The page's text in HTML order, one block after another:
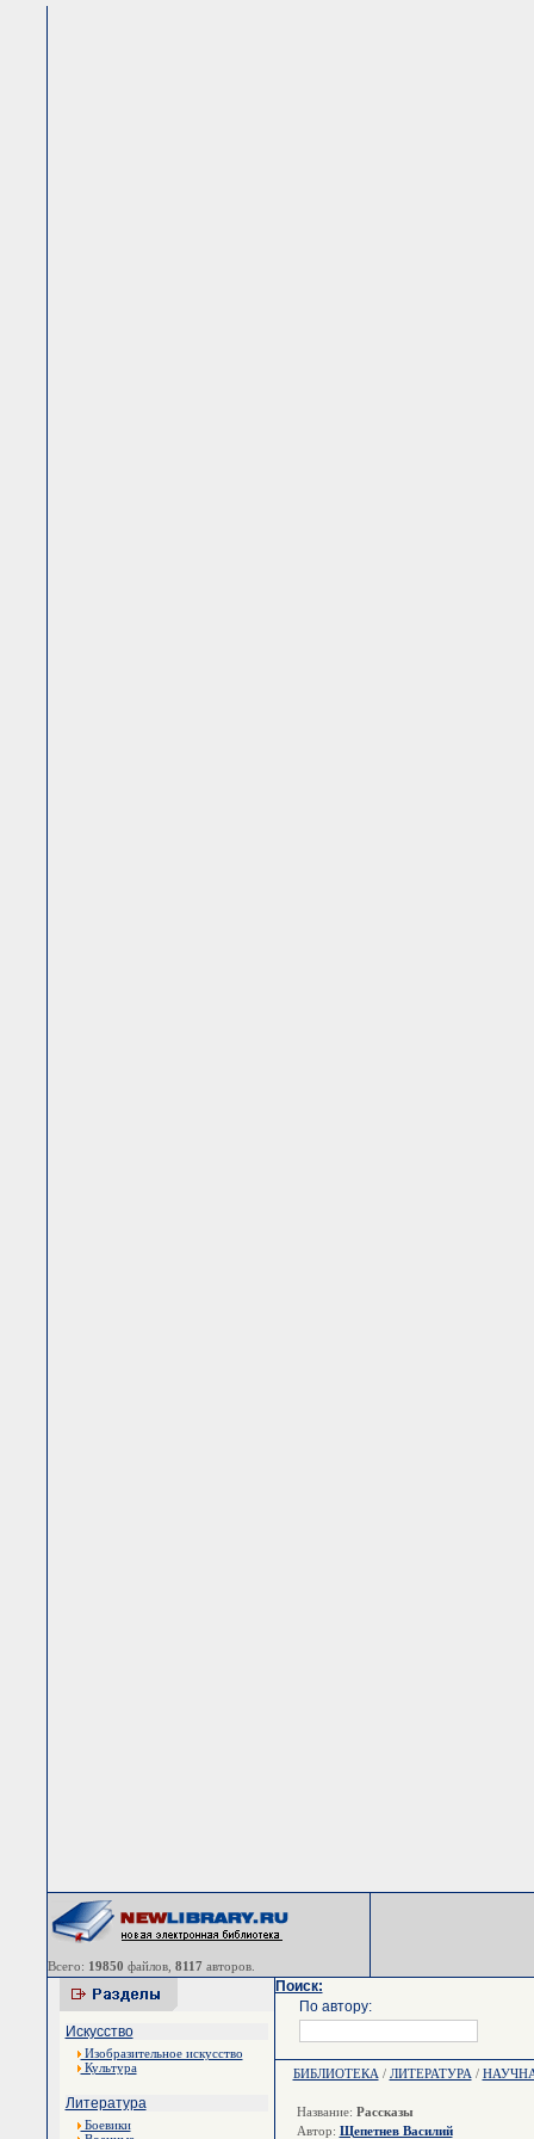
Всего: 19850 файлов, 8117 авторов.
Искусство
Изобразительное искусство
Культура
Литература
Боевики
Поиск:
По автору:
БИБЛИОТЕКА / ЛИТЕРАТУРА /
Название: Рассказы
Автор: Щепетнев Василий